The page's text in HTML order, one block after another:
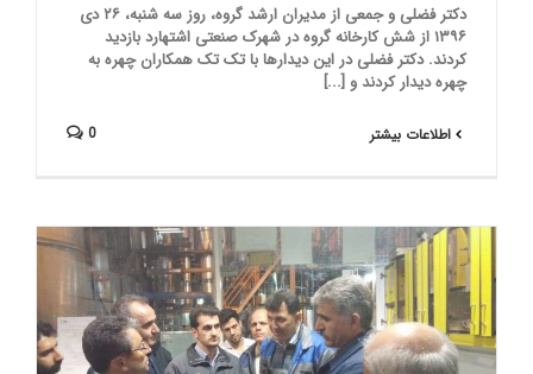
دکتر فضلی و جمعی از مدیران ارشد گروه، روز سه شنبه، ۲۶ دی
۱۳۹۶ از شش کارخانه گروه در شهرک صنعتی اشتهارد بازدید
کردند. دکتر فضلی در این دیدارها با تک تک همکاران چهره به
چهره دیدار کردند و [...]
اطلاعات بیشتر 0